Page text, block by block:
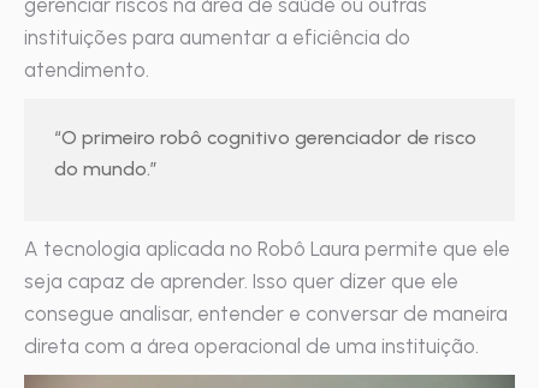
gerenciar riscos na área de saúde ou outras
instituições para aumentar a eficiência do
atendimento.
“O primeiro robô cognitivo gerenciador de risco
do mundo.”
A tecnologia aplicada no Robô Laura permite que ele
seja capaz de aprender. Isso quer dizer que ele
consegue analisar, entender e conversar de maneira
direta com a área operacional de uma instituição.